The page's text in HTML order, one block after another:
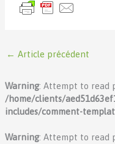
← Article précédent
Warning: Attempt to read
/home/clients/
includes/comment-
Warning: Attempt to read